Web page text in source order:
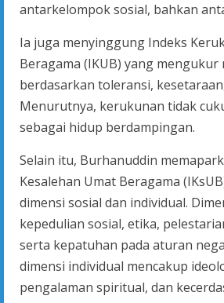
antarkelompok sosial, bahkan
Ia juga menyinggung Indeks
Beragama (IKUB) yang
berdasarkan toleransi,
Menurutnya, kerukunan tidak
sebagai hidup berdampingan.
Selain itu, Burhanuddin
Kesalehan Umat Beragama
dimensi sosial dan individual.
kepedulian sosial, etika,
serta kepatuhan pada aturan
dimensi individual mencakup
pengalaman spiritual, dan